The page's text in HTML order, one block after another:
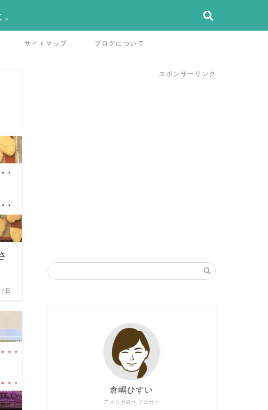
サイトマップ ブログについて
日
スポンサーリンク
アメリカ在住ブロガー
倉嶋ひすい